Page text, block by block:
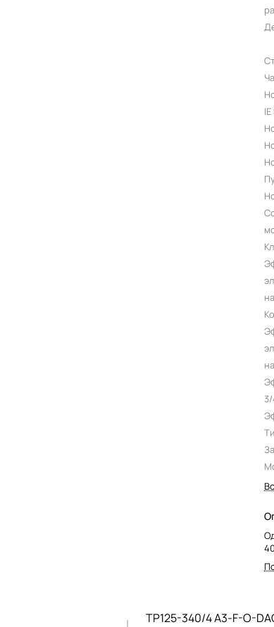
3/
TP125-340/4 A3-F-O-